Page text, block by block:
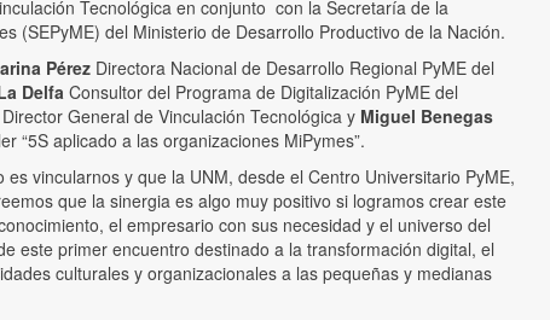
Tecnológica en conjunto con la Secretaría de la
(SEPyME) del Ministerio de Desarrollo Productivo de la Nación.
Pérez Directora Nacional de Desarrollo Regional PyME del
Delfa Consultor del Programa de Digitalización PyME del
Director General de Vinculación Tecnológica y Miguel Benegas
“5S aplicado a las organizaciones MiPymes”.
es vincularnos y que la UNM, desde el Centro Universitario PyME,
que la sinergia es algo muy positivo si logramos crear este
el empresario con sus necesidad y el universo del
este primer encuentro destinado a la transformación digital, el
culturales y organizacionales a las pequeñas y medianas